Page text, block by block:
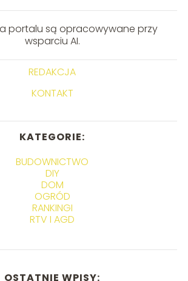
portalu są opracowywane przy
wsparciu AI.
REDAKCJA
KONTAKT
KATEGORIE:
BUDOWNICTWO
DIY
DOM
OGRÓD
RANKINGI
RTV I AGD
OSTATNIE WPISY: